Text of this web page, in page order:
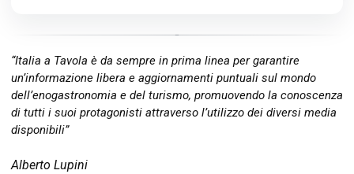
“Italia a Tavola è da sempre in prima linea per garantire
un’informazione libera e aggiornamenti puntuali sul mondo
dell’enogastronomia e del turismo, promuovendo la conoscenza
di tutti i suoi protagonisti attraverso l’utilizzo dei diversi media
disponibili”
Alberto Lupini